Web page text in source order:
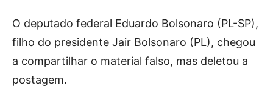
O deputado federal Eduardo Bolsonaro (PL-SP),
filho do presidente Jair Bolsonaro (PL), chegou
a compartilhar o material falso, mas deletou a
postagem.